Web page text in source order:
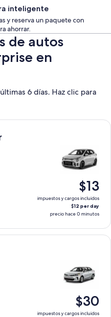
inteligente
y reserva un paquete con
ahorrar.
de autos
en
6 días. Haz clic para
$13
impuestos y cargos incluidos
$12 per day
precio hace 0 minutos
or similar
$30
impuestos y cargos incluidos
or similar